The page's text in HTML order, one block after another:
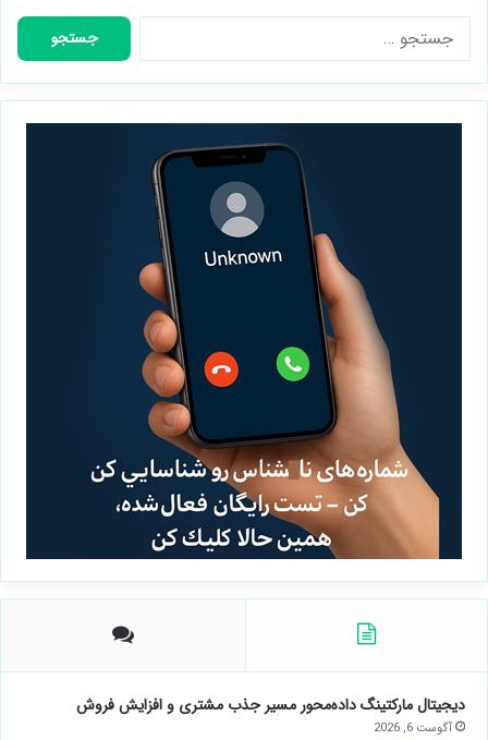
جستجو
برای:
دیجیتال مارکتینگ داده‌محور مسیر جذب مشتری و افزایش فروش
آگوست 6, 2026